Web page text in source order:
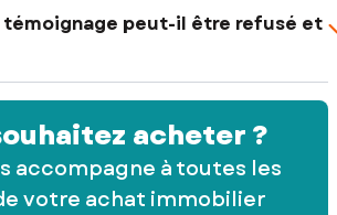
témoignage peut-il être refusé et
acheter ?
accompagne à toutes les
votre achat immobilier